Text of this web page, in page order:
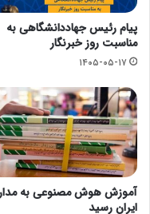
پیام رئیس جهاددانشگاهی به
مناسبت روز خبرنگار
۱۴۰۵-۰۵-۱۷
آموزش هوش مصنوعی به
ایران رسید